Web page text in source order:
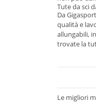
Tute da sci
Da
qualità e
allungabili,
trovate la
Le migliori